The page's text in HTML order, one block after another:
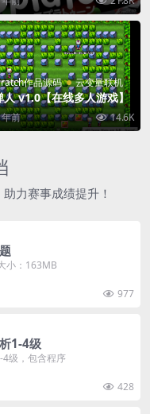
作品源码 云变量联机
人 v1.0【在线多人游戏】
年前 14.6K
力赛事成绩提升！
小：163MB
977
1-4级
级，包含程序
428